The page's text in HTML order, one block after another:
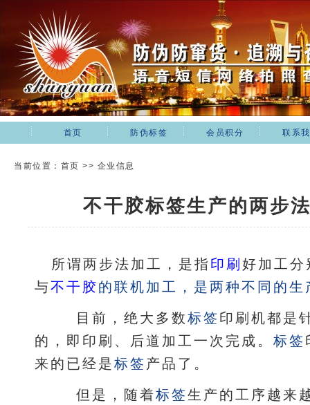
首页 防伪标签 会员积分 联系
当前位置：首页 >> 企业信息
不干胶标签生产的两步
所谓两步法加工，是指 印刷 好加工分
与不干胶的联机加工，是两种不同的生
目前，绝大多数标签 印刷机都是
的，即印刷、后道加工一次完成。 标签
来的已经是标签 产品了。
但是，随着标签生产的工序越来